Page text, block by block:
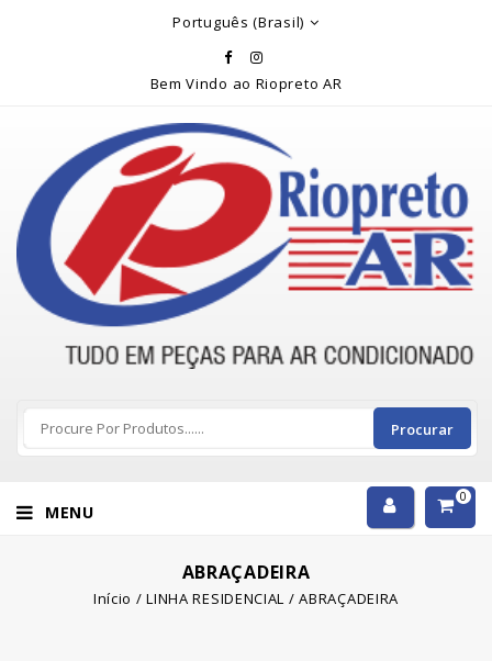
Português (Brasil)
Bem Vindo ao Riopreto AR
Procurar
MENU
0
ABRAÇADEIRA
Início /LINHA RESIDENCIAL /ABRAÇADEIRA